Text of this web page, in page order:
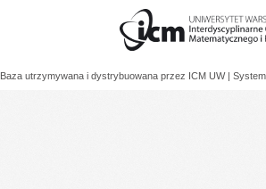
Baza utrzymywana i dystrybuowana przez ICM UW |